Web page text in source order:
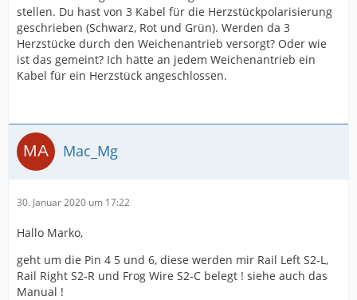
stellen. Du hast von 3 Kabel für die Herzstückpolarisierung
geschrieben (Schwarz, Rot und Grün). Werden da 3
Herzstücke durch den Weichenantrieb versorgt? Oder wie
ist das gemeint? Ich hätte an jedem Weichenantrieb ein
Kabel für ein Herzstück angeschlossen.
Mac_Mg
30. Januar 2020 um 17:22
Hallo Marko,
geht um die Pin 4 5 und 6, diese werden mir Rail Left S2-L,
Rail Right S2-R und Frog Wire S2-C belegt ! siehe auch das
Manual !